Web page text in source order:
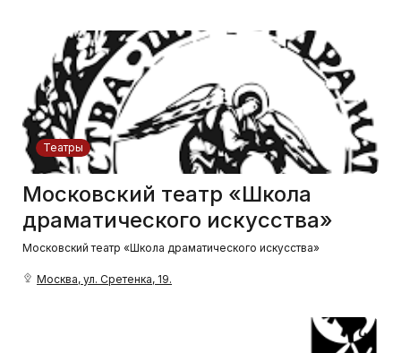
Театры
Московский театр «Школа
драматического искусства»
Московский театр «Школа драматического искусства»
Москва, ул. Сретенка, 19.